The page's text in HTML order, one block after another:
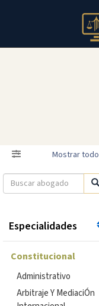
Filtro Mostrar todo
Especialidades
Constitucional
Administrativo
Arbitraje Y MediaciÓn